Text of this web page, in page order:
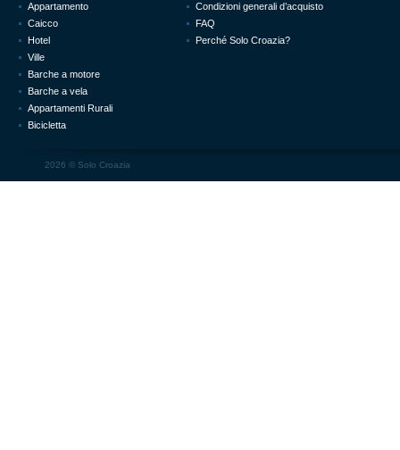
Appartamento
Caicco
Hotel
Ville
Barche a motore
Barche a vela
Appartamenti Rurali
Bicicletta
Condizioni generali d’acquisto
FAQ
Perché Solo Croazia?
2026 © Solo Croazia